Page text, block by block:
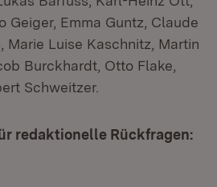
Geiger, Emma Guntz, Claude
Marie Luise Kaschnitz, Martin
Burckhardt, Otto Flake,
Schweitzer.
redaktionelle Rückfragen: